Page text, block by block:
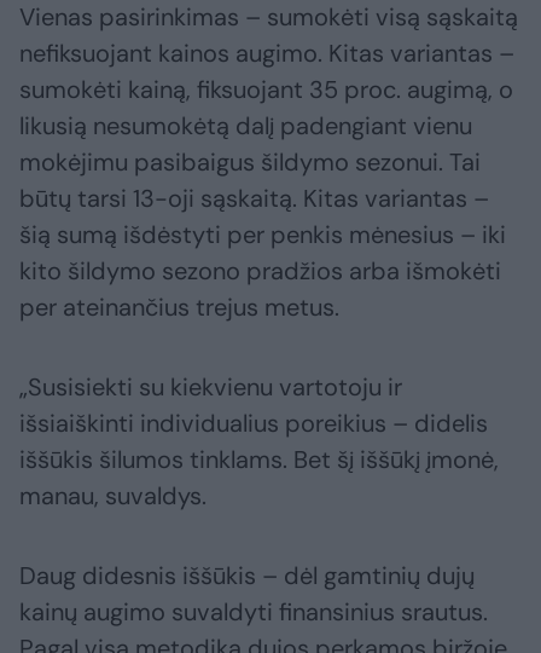
Vienas pasirinkimas – sumokėti visą sąskaitą
nefiksuojant kainos augimo. Kitas variantas –
sumokėti kainą, fiksuojant 35 proc. augimą, o
likusią nesumokėtą dalį padengiant vienu
mokėjimu pasibaigus šildymo sezonui. Tai
būtų tarsi 13-oji sąskaitą. Kitas variantas –
šią sumą išdėstyti per penkis mėnesius – iki
kito šildymo sezono pradžios arba išmokėti
per ateinančius trejus metus.
„Susisiekti su kiekvienu vartotoju ir
išsiaiškinti individualius poreikius – didelis
iššūkis šilumos tinklams. Bet šį iššūkį įmonė,
manau, suvaldys.
Daug didesnis iššūkis – dėl gamtinių dujų
kainų augimo suvaldyti finansinius srautus.